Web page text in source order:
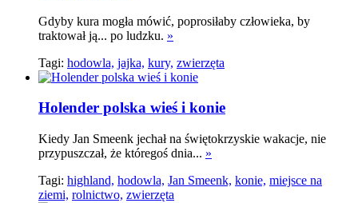
Gdyby kura mogła mówić, poprosiłaby człowieka, by
traktował ją... po ludzku. »
Tagi: hodowla, jajka, kury, zwierzęta
Holender polska wieś i konie
Kiedy Jan Smeenk jechał na świętokrzyskie wakacje, nie
przypuszczał, że któregoś dnia... »
Tagi: highland, hodowla, Jan Smeenk, konie, miejsce na
ziemi, rolnictwo, zwierzęta